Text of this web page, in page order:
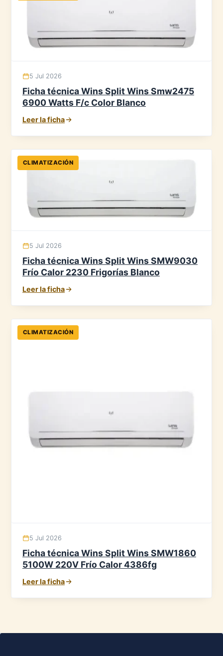
5 Jul 2026
Ficha técnica Wins Split Wins Smw2475
6900 Watts F/c Color Blanco
Leer la ficha
CLIMATIZACIÓN
5 Jul 2026
Ficha técnica Wins Split Wins SMW9030
Frío Calor 2230 Frigorías Blanco
Leer la ficha
CLIMATIZACIÓN
5 Jul 2026
Ficha técnica Wins Split Wins SMW1860
5100W 220V Frío Calor 4386fg
Leer la ficha